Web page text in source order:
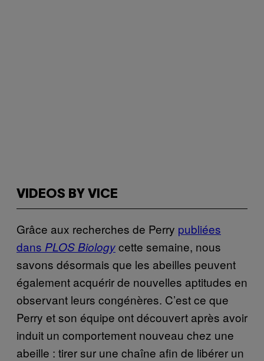
VIDEOS BY VICE
Grâce aux recherches de Perry publiées
dans PLOS Biologycette semaine, nous
savons désormais que les abeilles peuvent
également acquérir de nouvelles aptitudes en
observant leurs congénères. C’est ce que
Perry et son équipe ont découvert après avoir
induit un comportement nouveau chez une
abeille : tirer sur une chaîne afin de libérer un